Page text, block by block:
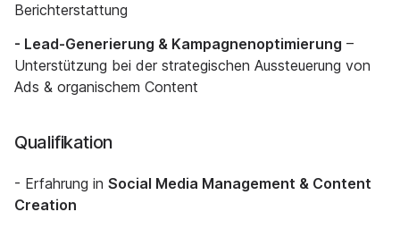
Berichterstattung
- Lead-Generierung & Kampagnenoptimierung –
Unterstützung bei der strategischen Aussteuerung von
Ads & organischem Content
Qualifikation
- Erfahrung in Social Media Management & Content
Creation